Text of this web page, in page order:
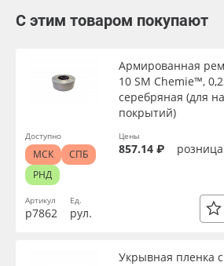
С этим товаром покупают
Артикул
р7862
Армированная
10 SM Chemie™,
серебряная (для
покрытий)
Ед.
рул.
Цены
857.14 ₽ розница
Доступно
МСК
СПБ
РНД
Укрывная пленка